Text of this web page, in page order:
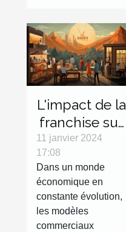
L'impact de la
franchise sur
l'économie
11 janvier 2024
17:08
Dans un monde
économique en
constante évolution,
les modèles
commerciaux